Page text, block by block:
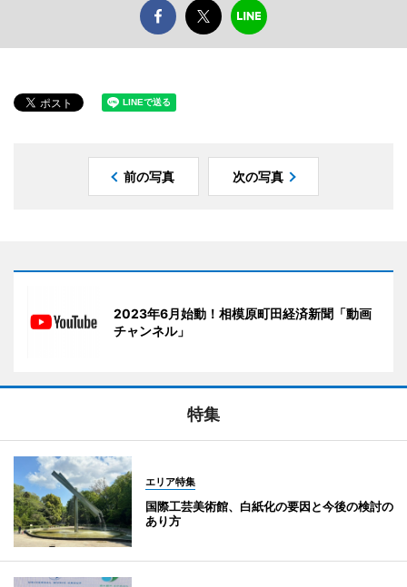
前の写真 次の写真
2023年6月始動！相模原町田経済新聞「動画
チャンネル」
特集
エリア特集
国際工芸美術館、白紙化の要因と今後の検討の
あり方